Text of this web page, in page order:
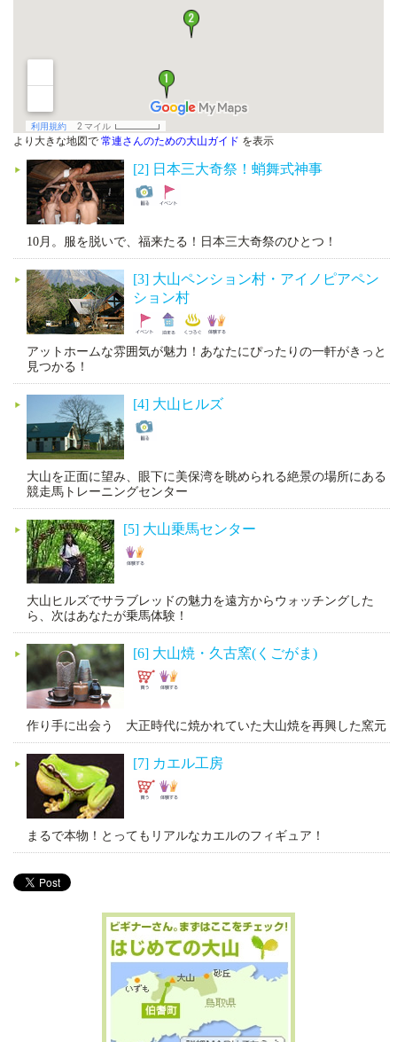
より大きな地図で 常連さんのための大山ガイド を表示
[2] 日本三大奇祭！蛸舞式神事
10月。服を脱いで、福来たる！日本三大奇祭のひとつ！
[3] 大山ペンション村・アイノピアペン
ション村
アットホームな雰囲気が魅力！あなたにぴったりの一軒がきっと
見つかる！
[4] 大山ヒルズ
大山を正面に望み、眼下に美保湾を眺められる絶景の場所にある
競走馬トレーニングセンター
[5] 大山乗馬センター
大山ヒルズでサラブレッドの魅力を遠方からウォッチングした
ら、次はあなたが乗馬体験！
[6] 大山焼・久古窯(くごがま)
作り手に出会う 大正時代に焼かれていた大山焼を再興した窯元
[7] カエル工房
まるで本物！とってもリアルなカエルのフィギュア！